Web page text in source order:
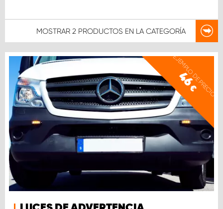
MOSTRAR 2 PRODUCTOS EN LA CATEGORÍA
EJEMPLO DE PRECIO
46
€